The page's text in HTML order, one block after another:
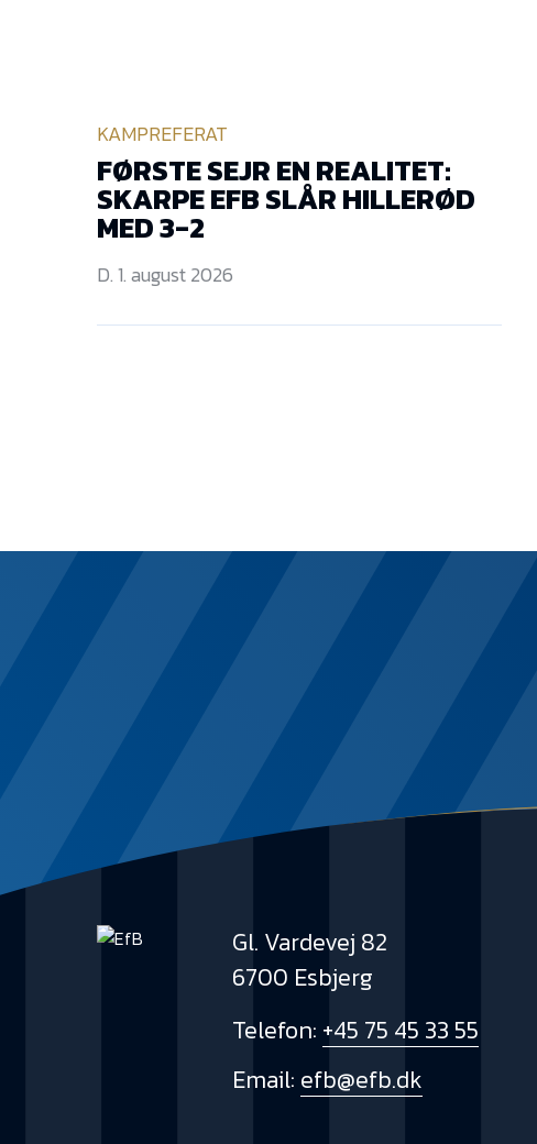
KAMPREFERAT
FØRSTE SEJR EN REALITET:
SKARPE EFB SLÅR HILLERØD
MED 3-2
D. 1. august 2026
Gl. Vardevej 82
6700 Esbjerg
Telefon: +45 75 45 33 55
Email: efb@efb.dk